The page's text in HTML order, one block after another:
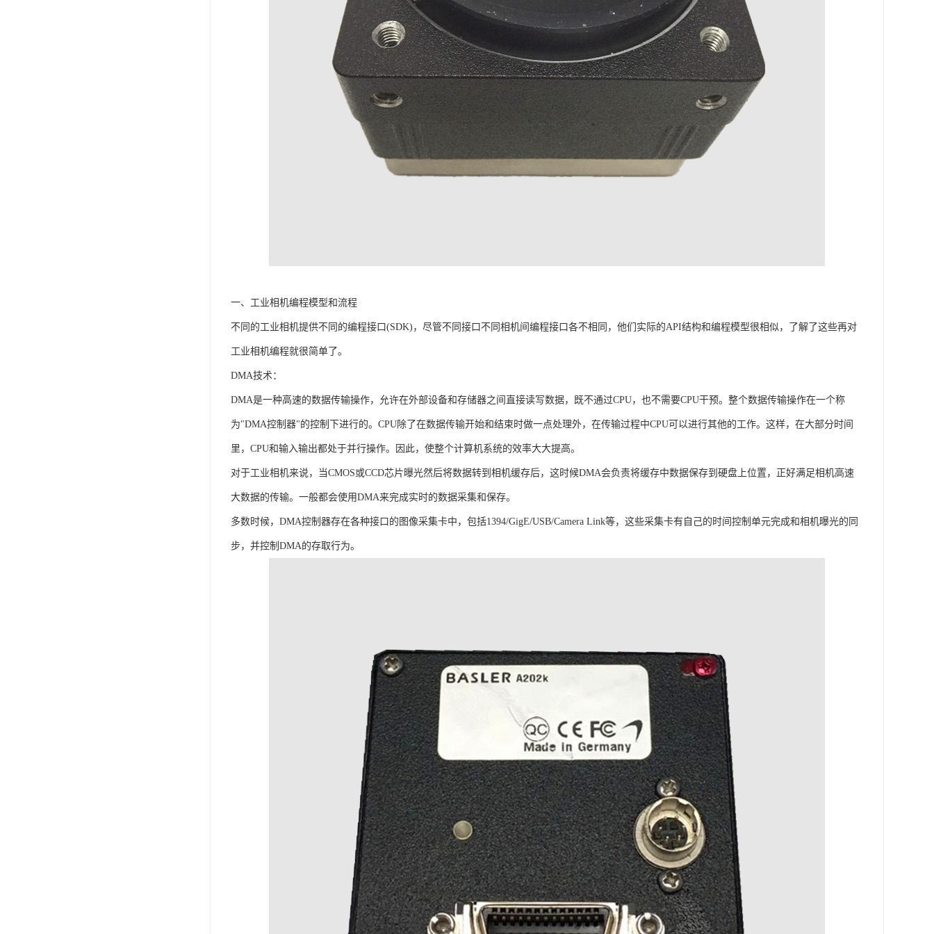
一、工业相机编程模型和流程
不同的工业相机提供不同的编程接口(SDK)，尽管不同接口不同相机间编程接口各不相同，他们实际的API结构和编程模型很相似，了解了这些再对
工业相机编程就很简单了。
DMA技术：
DMA是一种高速的数据传输操作，允许在外部设备和存储器之间直接读写数据，既不通过CPU，也不需要CPU干预。整个数据传输操作在一个称
为"DMA控制器"的控制下进行的。CPU除了在数据传输开始和结束时做一点处理外，在传输过程中CPU可以进行其他的工作。这样，在大部分时间
里，CPU和输入输出都处于并行操作。因此，使整个计算机系统的效率大大提高。
对于工业相机来说，当CMOS或CCD芯片曝光然后将数据转到相机缓存后，这时候DMA会负责将缓存中数据保存到硬盘上位置，正好满足相机高速
大数据的传输。一般都会使用DMA来完成实时的数据采集和保存。
多数时候，DMA控制器存在各种接口的图像采集卡中，包括1394/GigE/USB/Camera Link等，这些采集卡有自己的时间控制单元完成和相机曝光的同
步，并控制DMA的存取行为。